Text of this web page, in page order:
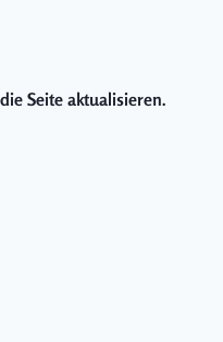
Seite aktualisieren.